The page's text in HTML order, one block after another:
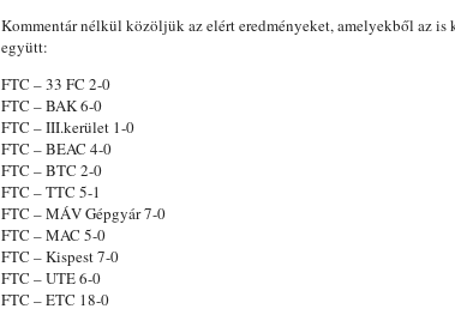
Kommentár nélkül közöljük az elért eredményeket, amelyekből az
együtt:
FTC – 33 FC 2-0
FTC – BAK 6-0
FTC – III.kerület 1-0
FTC – BEAC 4-0
FTC – BTC 2-0
FTC – TTC 5-1
FTC – MÁV Gépgyár 7-0
FTC – MAC 5-0
FTC – Kispest 7-0
FTC – UTE 6-0
FTC – ETC 18-0